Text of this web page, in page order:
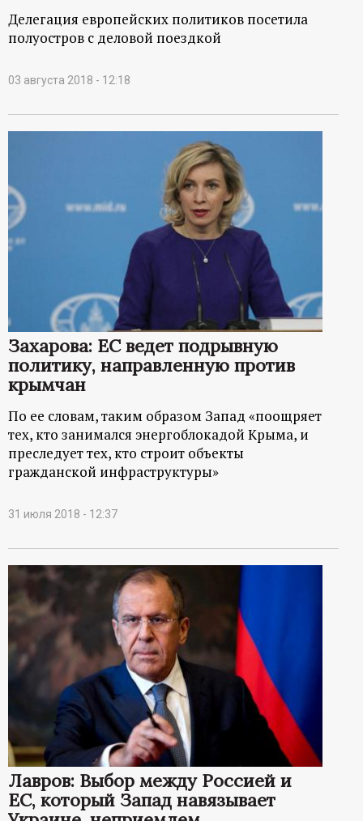
Делегация европейских политиков посетила
полуостров с деловой поездкой
03 августа 2018 - 12:18
Захарова: ЕС ведет подрывную
политику, направленную против
крымчан
По ее словам, таким образом Запад «поощряет
тех, кто занимался энергоблокадой Крыма, и
преследует тех, кто строит объекты
гражданской инфраструктуры»
31 июля 2018 - 12:37
Лавров: Выбор между Россией и
ЕС, который Запад навязывает